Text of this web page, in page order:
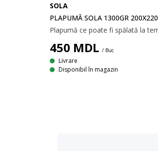
SOLA
PLAPUMĂ SOLA 1300GR 200X220
450 MDL / Buc
Livrare
Disponibil în magazin